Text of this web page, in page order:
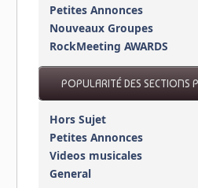
Petites Annonces
Nouveaux Groupes
RockMeeting AWARDS
POPULARITÉ DES SECTIONS
Hors Sujet
Petites Annonces
Videos musicales
General